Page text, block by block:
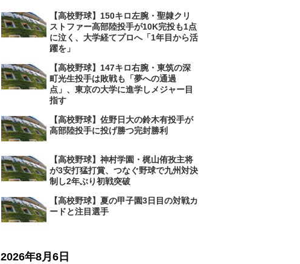
【高校野球】150キロ左腕・聖隷クリ
ストファー高部陸投手が10K完投も1点
に泣く、大学経てプロへ「1年目から活
躍を」
【高校野球】147キロ右腕・東筑の深
町光生投手は敗戦も「夢への通過
点」、東京の大学に進学しメジャー目
指す
【高校野球】佐野日大の鈴木有投手が
高部陸投手に投げ勝つ完封勝利
【高校野球】神村学園・梶山侑孜主将
が3安打猛打賞、つなぐ野球で九州対決
制し2年ぶり初戦突破
【高校野球】夏の甲子園3日目の対戦カ
ードと注目選手
2026年8月6日